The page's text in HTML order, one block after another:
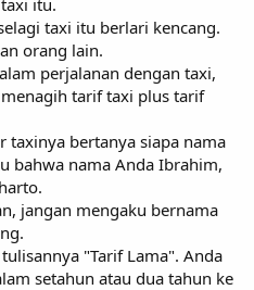
taxi itu berlari kencang.
orang lain.
perjalanan dengan taxi,
tarif taxi plus tarif
taxinya bertanya siapa nama
bahwa nama Anda Ibrahim,
jangan mengaku bernama
"Tarif Lama". Anda
setahun atau dua tahun ke